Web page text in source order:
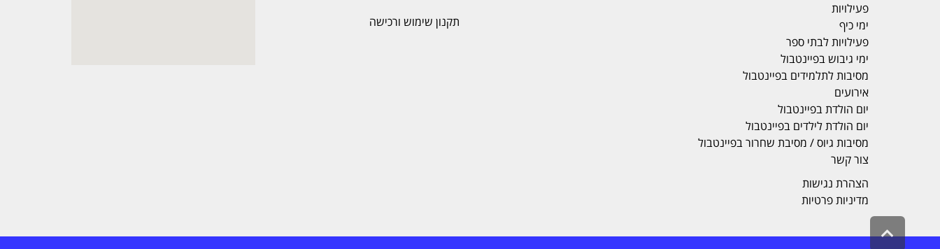
פעילויות
ימי כיף
פעילויות לבתי ספר
ימי גיבוש בפיינטבול
מסיבות לתלמידים בפיינטבול
אירועים
יום הולדת בפיינטבול
יום הולדת לילדים בפיינטבול
מסיבות גיוס / מסיבת שחרור בפיינטבול
צור קשר
הצהרת נגישות
מדיניות פרטיות
תקנון שימוש ורכישה
גלילה